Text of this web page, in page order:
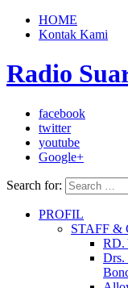
HOME
Kontak Kami
Radio
facebook
twitter
youtube
Google+
Search for:
PROFIL
STAFF &
RD.
Drs.